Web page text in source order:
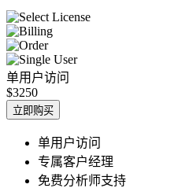
单用户访问
$3250
立即购买
单用户访问
专属客户经理
免费分析师支持